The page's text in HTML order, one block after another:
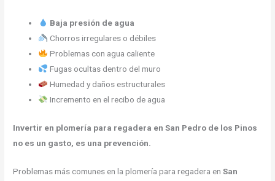
Baja presión de agua
Chorros irregulares o débiles
Problemas con agua caliente
Fugas ocultas dentro del muro
Humedad y daños estructurales
Incremento en el recibo de agua
Invertir en plomería para regadera en San Pedro de los Pinos
no es un gasto, es una prevención.
Problemas más comunes en la plomería para regadera enSan